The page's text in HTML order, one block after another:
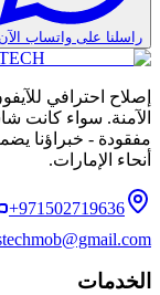
راسلنا على واتساب الآن
إصلاح احترافي
الآمنة. سواء كانت
مفقودة - خبراؤنا
أنحاء الإمارات.
+971502719636
الخدمات